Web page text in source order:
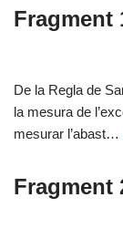
Fragment
De la Regla de
la mesura de
mesurar l’abast…
Fragment